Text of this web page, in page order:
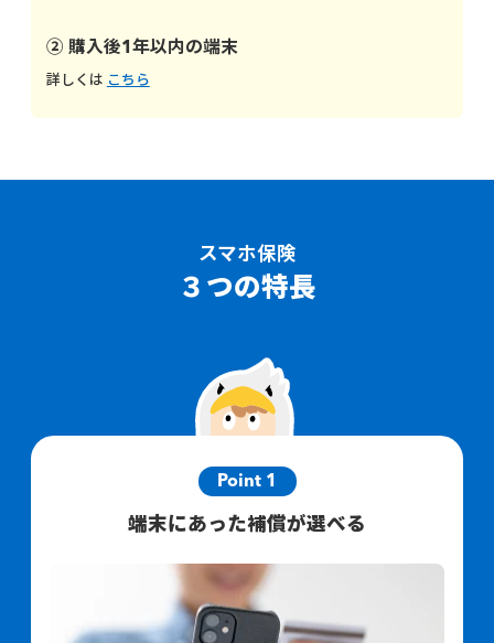
② 購入後1年以内の端末
詳しくは こちら
スマホ保険
３つの特長
Point 1
端末にあった補償が選べる